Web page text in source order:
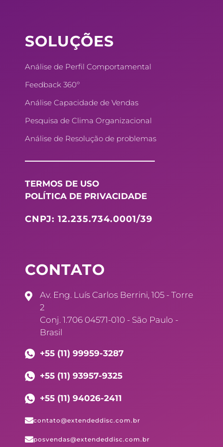
SOLUÇÕES
Análise de Perfil Comportamental
Feedback 360º
Análise Capacidade de Vendas
Pesquisa de Clima Organizacional
Análise de Resolução de problemas
TERMOS DE USO
POLÍTICA DE PRIVACIDADE
CNPJ: 12.235.734.0001/39
CONTATO
Av. Eng. Luís Carlos Berrini, 105 - Torre
2
Conj. 1.706 04571-010 - São Paulo -
Brasil
+55 (11) 99959-3287
+55 (11) 93957-9325
+55 (11) 94026-2411
contato@extendeddisc.com.br
posvendas@extendeddisc.com.br